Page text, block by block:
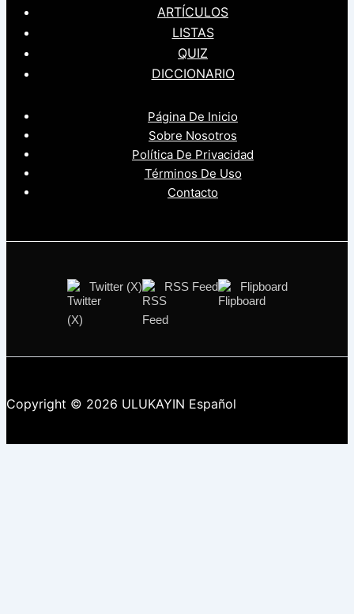
ARTÍCULOS
LISTAS
QUIZ
DICCIONARIO
Página De Inicio
Sobre Nosotros
Política De Privacidad
Términos De Uso
Contacto
Twitter (X) RSS Feed Flipboard
Copyright © 2026 ULUKAYIN Español